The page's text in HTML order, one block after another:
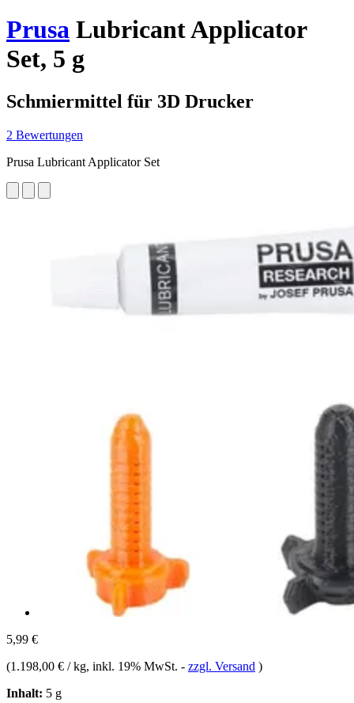
Prusa Lubricant Applicator
Set, 5 g
Schmiermittel für 3D Drucker
2 Bewertungen
Prusa Lubricant Applicator Set
5,99 €
(1.198,00 € / kg, inkl. 19% MwSt. - zzgl. Versand )
Inhalt: 5 g